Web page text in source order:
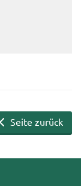
Seite zurück